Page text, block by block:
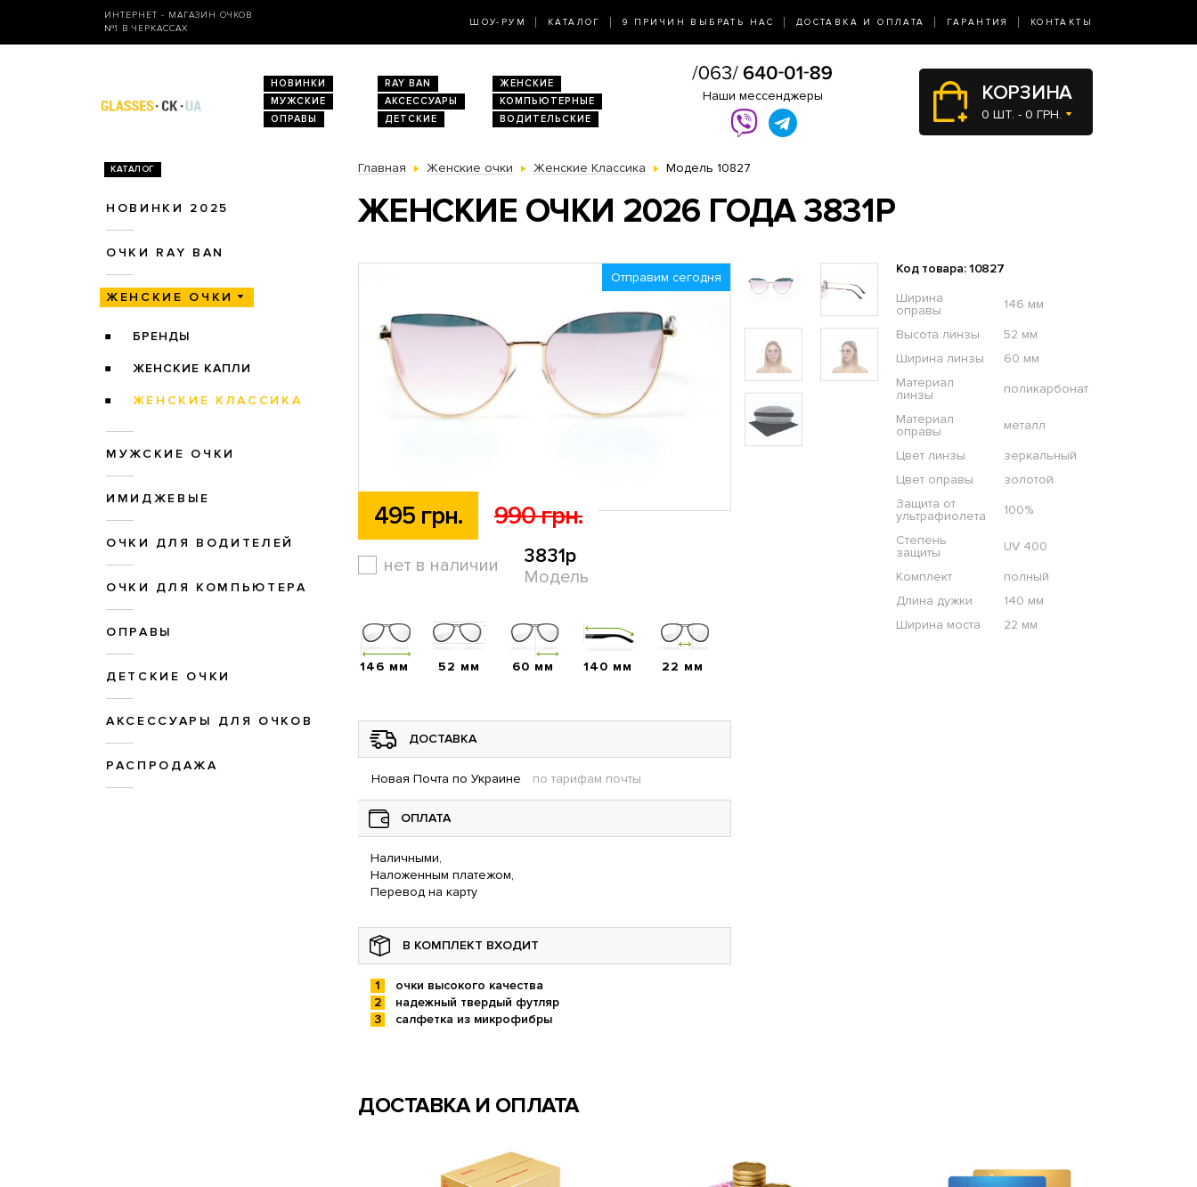
ИНТЕРНЕТ - МАГАЗИН ОЧКОВ
№1 В ЧЕРКАССАХ
ШОУ-РУМ КАТАЛОГ 9 ПРИЧИН ВЫБРАТЬ НАС ДОСТАВКА И ОПЛАТА ГАРАНТИЯ КОНТАКТЫ
НОВИНКИ RAY BAN
ЖЕНСКИЕ
МУЖСКИЕ
АКСЕССУАРЫ
КОМПЬЮТЕРНЫЕ
ОПРАВЫ
ДЕТСКИЕ ВОДИТЕЛЬСКИЕ
Наши мессенджеры КОРЗИНА
0 ШТ. - 0 ГРН.
КАТАЛОГ
НОВИНКИ 2025
ОЧКИ RAY BAN
ЖЕНСКИЕ ОЧКИ
БРЕНДЫ
ЖЕНСКИЕ КАПЛИ
ЖЕНСКИЕ КЛАССИКА
МУЖСКИЕ ОЧКИ
ИМИДЖЕВЫЕ
ОЧКИ ДЛЯ ВОДИТЕЛЕЙ
ОЧКИ ДЛЯ КОМПЬЮТЕРА
ОПРАВЫ
ДЕТСКИЕ ОЧКИ
АКСЕССУАРЫ ДЛЯ ОЧКОВ
РАСПРОДАЖА
Главная Женские очки Женские Классика Модель 10827
ЖЕНСКИЕ ОЧКИ 2026 ГОДА 3831P
Отправим сегодня
495 грн. 990 грн.
нет в наличии 3831p
Модель
Код товара: 10827
Ширина
оправы
146 мм
Высота линзы
52 мм
Ширина линзы
60 мм
Материал
линзы
поликарбонат
Материал
оправы
металл
Цвет линзы
зеркальный
Цвет оправы
золотой
Защита от
ультрафиолета
100%
Степень
защиты
UV 400
Комплект
полный
Длина дужки
140 мм
Ширина моста
22 мм
146 мм 52 мм 60 мм 140 мм 22 мм
ДОСТАВКА
Новая Почта по Украине по тарифам почты
ОПЛАТА
Наличными,
Наложенным платежом,
Перевод на карту
В КОМПЛЕКТ ВХОДИТ
очки высокого качества
надежный твердый футляр
салфетка из микрофибры
ДОСТАВКА И ОПЛАТА